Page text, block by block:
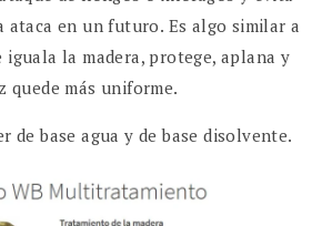
ataca en un futuro. Es algo similar a
la madera, protege, aplana y
quede más uniforme.
de base agua y de base disolvente.